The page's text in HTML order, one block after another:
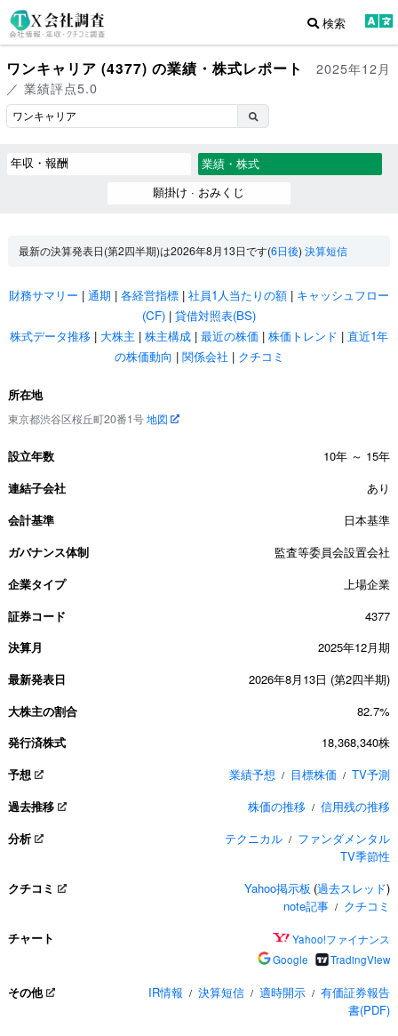
検索
ワンキャリア (4377) の業績・株式レポート
2025年12月
／ 業績評点5.0
年収・報酬
業績・株式
願掛け · おみくじ
最新の決算発表日(第2四半期)は2026年8月13日です(6日後)決算短信
財務サマリー | 通期 | 各経営指標 | 社員1人当たりの額 | キャッシュフロー
(CF) | 貸借対照表(BS)
株式データ推移 | 大株主 | 株主構成 | 最近の株価 | 株価トレンド | 直近1年
の株価動向 | 関係会社 | クチコミ
所在地
東京都渋谷区桜丘町20番1号地図
設立年数
10年 ～ 15年
連結子会社
あり
会計基準
日本基準
ガバナンス体制
監査等委員会設置会社
企業タイプ
上場企業
証券コード
4377
決算月
2025年12月期
最新発表日
2026年8月13日 (第2四半期)
大株主の割合
82.7%
発行済株式
18,368,340株
予想
業績予想 / 目標株価 / TV予測
過去推移
株価の推移 / 信用残の推移
分析
テクニカル / ファンダメンタル
TV季節性
クチコミ
Yahoo掲示板 (過去スレッド)
note記事 / クチコミ
チャート
Yahoo!ファイナンス
Google
TradingView
その他 IR情報 / 決算短信 / 適時開示 / 有価証券報告
書(PDF)